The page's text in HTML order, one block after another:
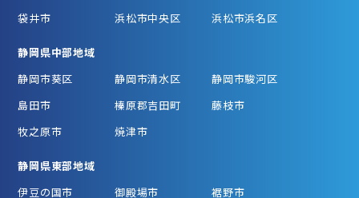
袋井市
浜松市中央区 浜松市浜名区
静岡県中部地域
静岡市葵区
静岡市清水区
静岡市駿河区
島田市
榛原郡吉田町
藤枝市
牧之原市
焼津市
静岡県東部地域
伊豆の国市
御殿場市 裾野市